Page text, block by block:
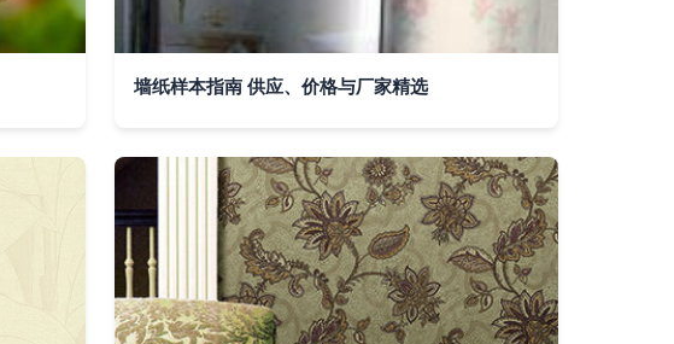
墙纸样本指南 供应、价格与厂家精选